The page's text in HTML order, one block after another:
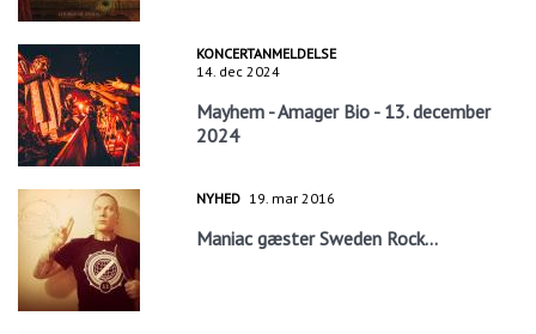
KONCERTANMELDELSE
14. dec 2024
Mayhem - Amager Bio - 13. december
2024
NYHED 19. mar 2016
Maniac gæster Sweden Rock...